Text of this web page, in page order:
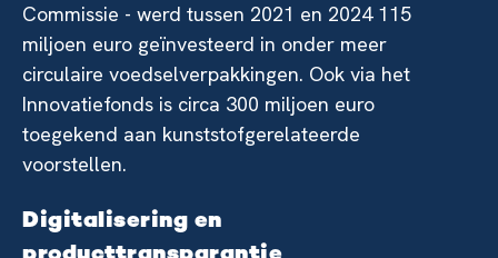
Commissie - werd tussen 2021 en 2024 115
miljoen euro geïnvesteerd in onder meer
circulaire voedselverpakkingen. Ook via het
Innovatiefonds is circa 300 miljoen euro
toegekend aan kunststofgerelateerde
voorstellen.
Digitalisering en